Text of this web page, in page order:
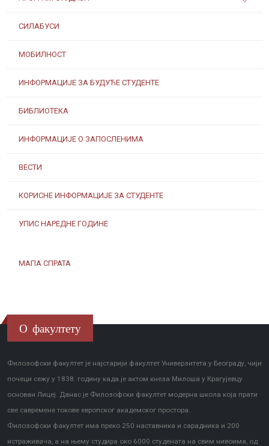
СИЛАБУСИ
МОБИЛНОСТ
ИНФОРМАЦИЈЕ ЗА БУДУЋЕ СТУДЕНТЕ
БИБЛИОТЕКА
ИНФОРМАЦИЈЕ О ЗАПОСЛЕНИМА
ВЕСТИ
КОРИСНЕ ИНФОРМАЦИЈЕ ЗА СТУДЕНТЕ
УПИС НАРЕДНЕ ГОДИНЕ
МАПА СПРАТА
О факултету
Филозофски факултет је најстарији факултет Универзитета у Београду, чији
почеци сежу у 1838. годину када је актом кнеза Милоша у Крагујевцу
основан Лицеј. Данас је Филозофски факултет модерна школа која прати
све савремене токове европског академског простора.
Филозофски факултет има преко 250 наставника и сарадника и 200
истраживача, а на њему студира око 6000 студената на свим нивоима, од